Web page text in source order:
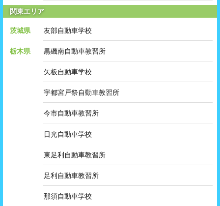
関東エリア
茨城県 友部自動車学校
栃木県 黒磯南自動車教習所
矢板自動車学校
宇都宮戸祭自動車教習所
今市自動車教習所
日光自動車学校
東足利自動車教習所
足利自動車教習所
那須自動車学校